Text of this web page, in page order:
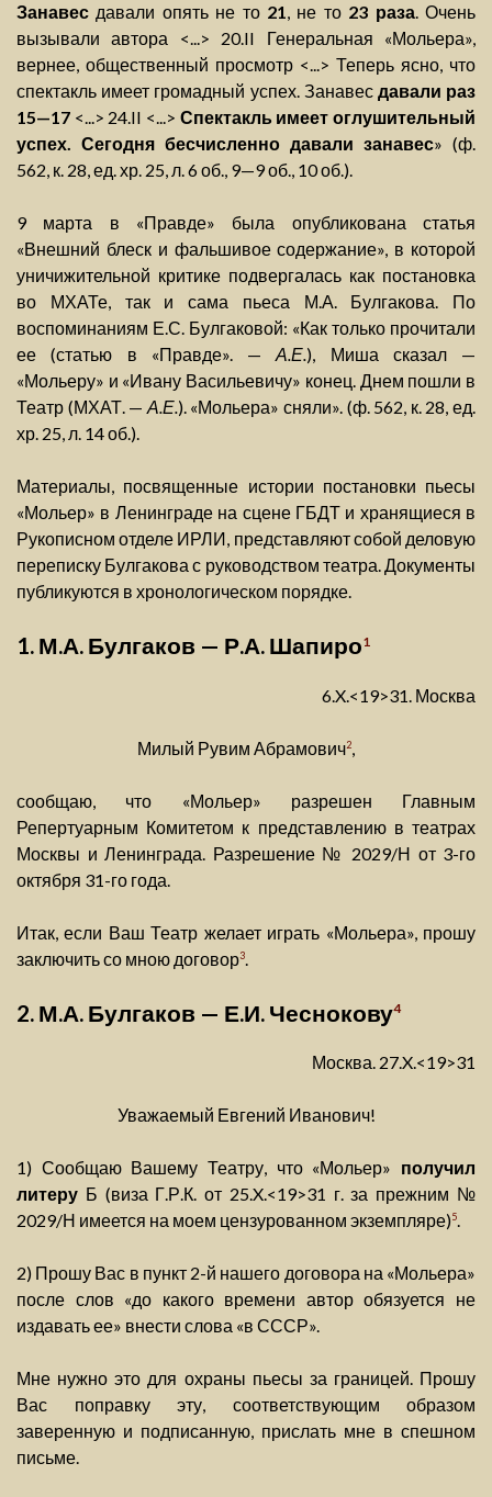
Занавес давали опять не то 21, не то 23 раза. Очень
вызывали автора <...> 20.II Генеральная «Мольера»,
вернее, общественный просмотр <...> Теперь ясно, что
спектакль имеет громадный успех. Занавес давали раз
15—17 <...> 24.II <...> Спектакль имеет оглушительный
успех. Сегодня бесчисленно давали занавес» (ф.
562, к. 28, ед. хр. 25, л. 6 об., 9—9 об., 10 об.).
9 марта в «Правде» была опубликована статья
«Внешний блеск и фальшивое содержание», в которой
уничижительной критике подвергалась как постановка
во МХАТе, так и сама пьеса М.А. Булгакова. По
воспоминаниям Е.С. Булгаковой: «Как только прочитали
ее (статью в «Правде». —А.Е.), Миша сказал —
«Мольеру» и «Ивану Васильевичу» конец. Днем пошли в
Театр (МХАТ. — А.Е.). «Мольера» сняли». (ф. 562, к. 28, ед.
хр. 25, л. 14 об.).
Материалы, посвященные истории постановки пьесы
«Мольер» в Ленинграде на сцене ГБДТ и хранящиеся в
Рукописном отделе ИРЛИ, представляют собой деловую
переписку Булгакова с руководством театра. Документы
публикуются в хронологическом порядке.
1. М.А. Булгаков — Р.А. Шапиро1
6.X.<19>31. Москва
Милый Рувим Абрамович2,
сообщаю, что «Мольер» разрешен Главным
Репертуарным Комитетом к представлению в театрах
Москвы и Ленинграда. Разрешение № 2029/Н от 3-го
октября 31-го года.
Итак, если Ваш Театр желает играть «Мольера», прошу
заключить со мною договор3.
2. М.А. Булгаков — Е.И. Чеснокову4
Москва. 27.X.<19>31
Уважаемый Евгений Иванович!
1) Сообщаю Вашему Театру, что «Мольер» получил
литеру Б (виза Г.Р.К. от 25.X.<19>31 г. за прежним №
2029/Н имеется на моем цензурованном экземпляре)5.
2) Прошу Вас в пункт 2-й нашего договора на «Мольера»
после слов «до какого времени автор обязуется не
издавать ее» внести слова «в СССР».
Мне нужно это для охраны пьесы за границей. Прошу
Вас поправку эту, соответствующим образом
заверенную и подписанную, прислать мне в спешном
письме.